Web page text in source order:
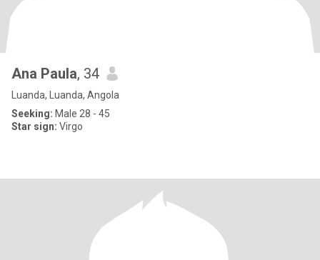
Ana Paula, 34
Luanda, Luanda, Angola
Seeking: Male 28 - 45
Star sign: Virgo